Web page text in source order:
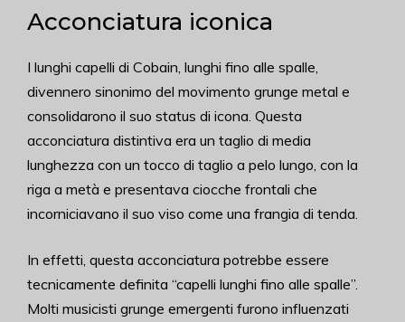
Acconciatura iconica
I lunghi capelli di Cobain, lunghi fino alle spalle,
divennero sinonimo del movimento grunge metal e
consolidarono il suo status di icona. Questa
acconciatura distintiva era un taglio di media
lunghezza con un tocco di taglio a pelo lungo, con la
riga a metà e presentava ciocche frontali che
incorniciavano il suo viso come una frangia di tenda.
In effetti, questa acconciatura potrebbe essere
tecnicamente definita “capelli lunghi fino alle spalle”.
Molti musicisti grunge emergenti furono influenzati